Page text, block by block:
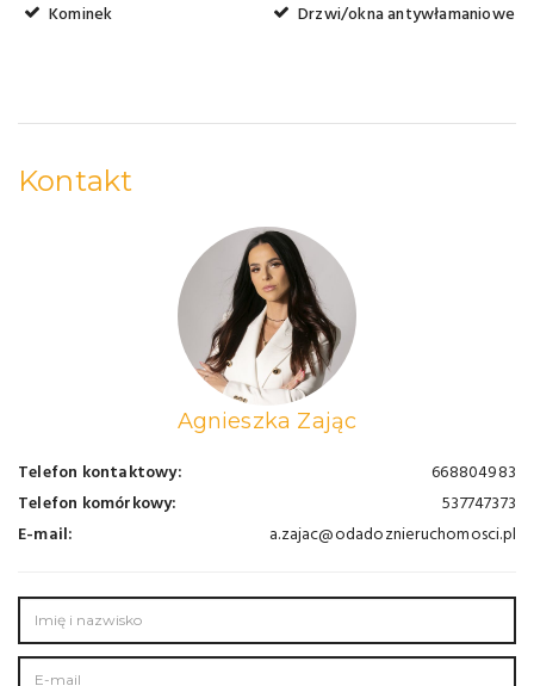
Kominek
Drzwi/okna antywłamaniowe
Kontakt
Agnieszka Zając
Telefon kontaktowy:
668804983
Telefon komórkowy:
537747373
E-mail:
a.zajac@odadoznieruchomosci.pl